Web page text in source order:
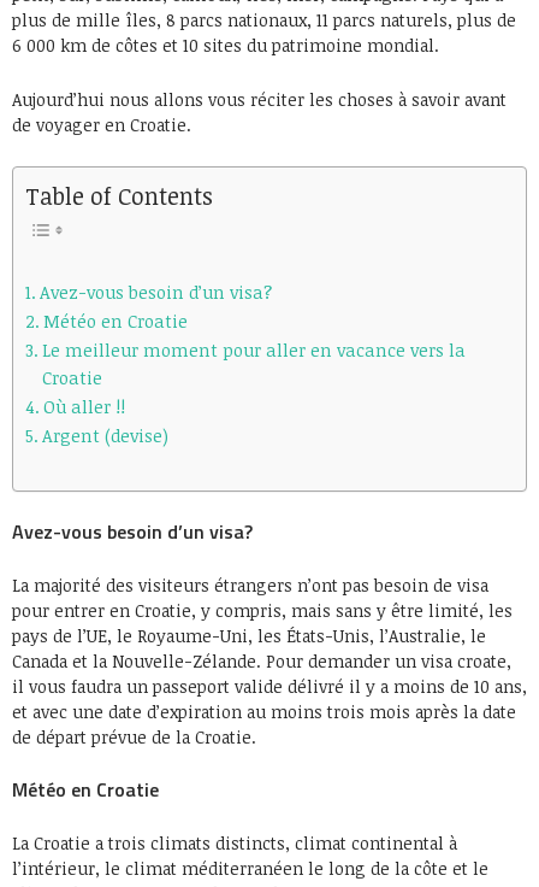
plus de mille îles, 8 parcs nationaux, 11 parcs naturels, plus de
6 000 km de côtes et 10 sites du patrimoine mondial.
Aujourd’hui nous allons vous réciter les choses à savoir avant
de voyager en Croatie.
Table of Contents
Avez-vous besoin d’un visa?
Météo en Croatie
Le meilleur moment pour aller en vacance vers la
Croatie
Où aller !!
Argent (devise)
Avez-vous besoin d’un visa?
La majorité des visiteurs étrangers n’ont pas besoin de visa
pour entrer en Croatie, y compris, mais sans y être limité, les
pays de l’UE, le Royaume-Uni, les États-Unis, l’Australie, le
Canada et la Nouvelle-Zélande. Pour demander un visa croate,
il vous faudra un passeport valide délivré il y a moins de 10 ans,
et avec une date d’expiration au moins trois mois après la date
de départ prévue de la Croatie.
Météo en Croatie
La Croatie a trois climats distincts, climat continental à
l’intérieur, le climat méditerranéen le long de la côte et le